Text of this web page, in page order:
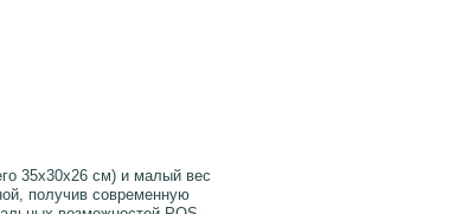
35х30х26 см) и малый вес
получив современную